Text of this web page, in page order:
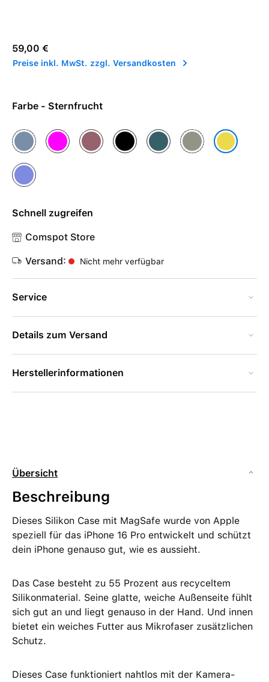
Regulärer Preis:
59,00 €
Preise inkl. MwSt. zzgl. Versandkosten
Farbe - Sternfrucht
Denim FuchsiaPflaumeSchwarzSeegrünSteingrauSternfrucht
Ultramarin
Schnell zugreifen
Comspot Store
Versand: Nicht mehr verfügbar
Service
Details zum Versand
Herstellerinformationen
Übersicht
Beschreibung
Dieses Silikon Case mit MagSafe wurde von Apple
speziell für das iPhone 16 Pro entwickelt und schützt
dein iPhone genauso gut, wie es aussieht.
Das Case besteht zu 55 Prozent aus recyceltem
Silikon­material. Seine glatte, weiche Außenseite fühlt
sich gut an und liegt genauso in der Hand. Und innen
bietet ein weiches Futter aus Mikrofaser zusätzlichen
Schutz.
Dieses Case funktioniert nahtlos mit der Kamera­